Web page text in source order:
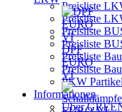
DPF
EURO
VI
Preisliste
Preisliste
Preisliste
Preisliste
Preisliste
Preisliste
PKW
Informationen
Über